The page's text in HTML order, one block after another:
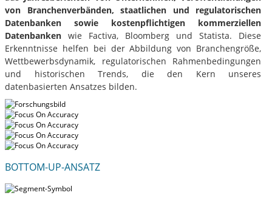
von Branchenverbänden, staatlichen und regulatorischen
Datenbanken sowie kostenpflichtigen kommerziellen
Datenbanken wie Factiva, Bloomberg und Statista. Diese
Erkenntnisse helfen bei der Abbildung von Branchengröße,
Wettbewerbsdynamik, regulatorischen Rahmenbedingungen
und historischen Trends, die den Kern unseres
datenbasierten Ansatzes bilden.
BOTTOM-UP-ANSATZ